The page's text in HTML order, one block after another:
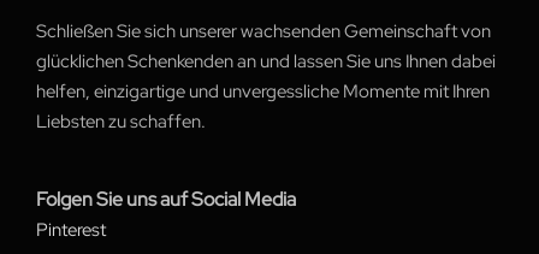
Schließen Sie sich unserer wachsenden Gemeinschaft von
glücklichen Schenkenden an und lassen Sie uns Ihnen dabei
helfen, einzigartige und unvergessliche Momente mit Ihren
Liebsten zu schaffen.
Folgen Sie uns auf Social Media
Pinterest